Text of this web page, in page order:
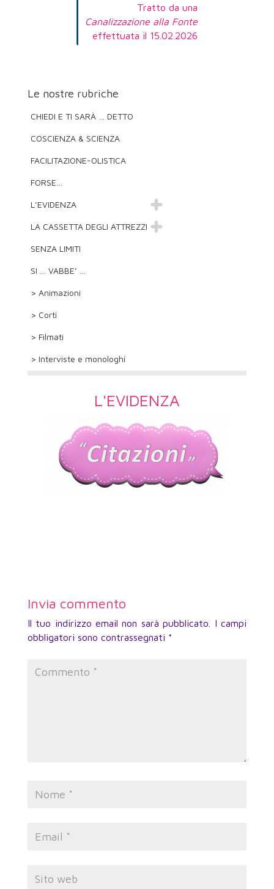
Tratto da una
Canalizzazione alla Fonte
effettuata il 15.02.2026
Le nostre rubriche
CHIEDI E TI SARÀ … DETTO
COSCIENZA & SCIENZA
FACILITAZIONE-OLISTICA
FORSE…
L’EVIDENZA
LA CASSETTA DEGLI ATTREZZI
SENZA LIMITI
SI … VABBE’ …
> Animazioni
> Corti
> Filmati
> Interviste e monologhi
L'EVIDENZA
Invia commento
Il tuo indirizzo email non sarà pubblicato.
I campi
obbligatori sono contrassegnati *